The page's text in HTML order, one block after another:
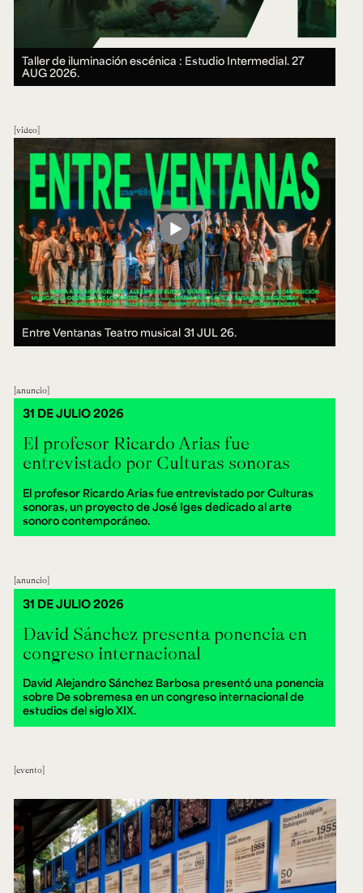
Taller de iluminación escénica : Estudio Intermedial.27
AUG 2026.
video
Entre Ventanas Teatro musical 31 JUL 26.
anuncio
El profesor Ricardo Arias fue
entrevistado por Culturas sonoras
El profesor Ricardo Arias fue entrevistado por Culturas
sonoras, un proyecto de José Iges dedicado al arte
sonoro contemporáneo.
31 DE JULIO 2026
anuncio
David Sánchez presenta ponencia en
congreso internacional
David Alejandro Sánchez Barbosa presentó una ponencia
sobre De sobremesa en un congreso internacional de
estudios del siglo XIX.
31 DE JULIO 2026
evento